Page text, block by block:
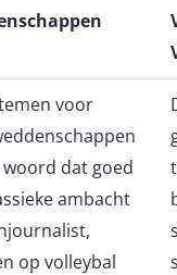
voor
dat goed
ambacht
op volleybal